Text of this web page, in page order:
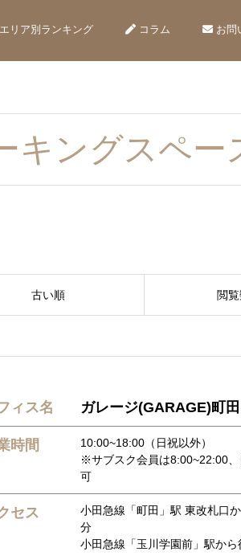
エリア別ランキング コラム お問
キングスペー
古い順 閲
ィス名 ガレージ(GARAGE)町田
時間
10:00~18:00（日祝以外）
※サブスク会員は8:00~22:00、
可
セス
小田急線「町田」駅 東改札口
分
小田急線「玉川学園前」駅から